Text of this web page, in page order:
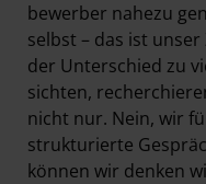
bewerber nahezu
selbst – das ist
der Unterschied zu
sichten,
nicht nur. Nein, wir
strukturierte
können wir denken